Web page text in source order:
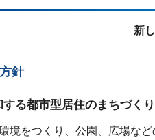
新
針
る都市型居住のまちづくり
境をつくり、公園、広場な